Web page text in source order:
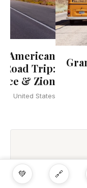
American
Road Trip:
& Zion
United States
🔗
💚